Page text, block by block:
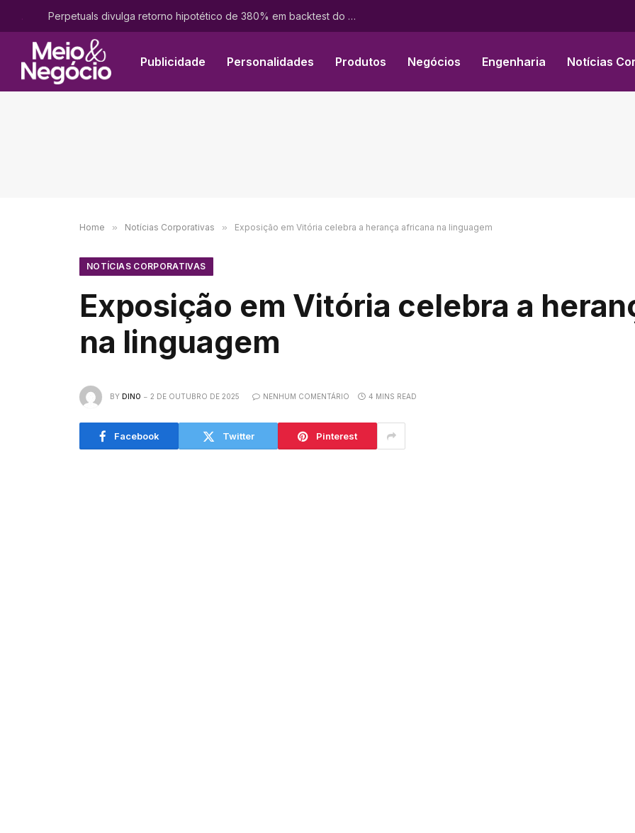
. Perpetuals divulga retorno hipotético de 380% em backtest do mecanismo de IA que impulsiona a plataforma de negociação sem risco “UpsideOnly”
Publicidade Personalidades Produtos Negócios Engenharia Notícias
Home » Notícias Corporativas » Exposição em Vitória celebra a herança africana na linguagem
NOTÍCIAS CORPORATIVAS
Exposição em Vitória celebra a
na linguagem
BY DINO 2 DE OUTUBRO DE 2025 NENHUM COMENTÁRIO 4 MINS READ
Facebook Twitter Pinterest